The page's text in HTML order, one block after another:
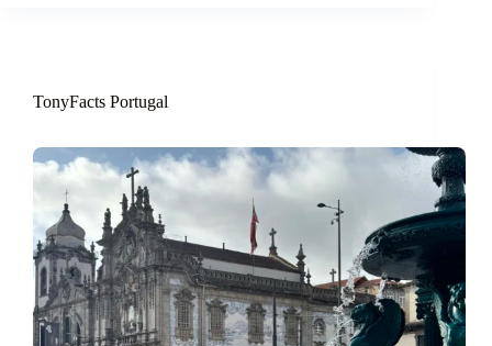
TonyFacts Portugal